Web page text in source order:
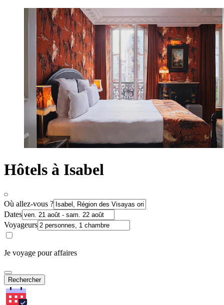
Hôtels à Isabel
Où allez-vous ?
Dates
Voyageurs
Je voyage pour affaires
Rechercher